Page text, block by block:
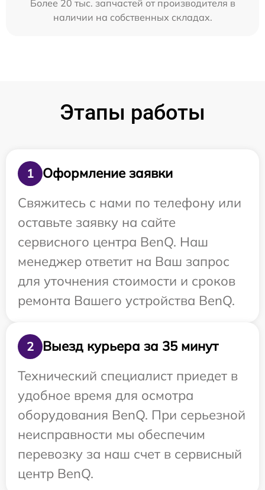
Более 20 тыс. запчастей от производителя в
наличии на собственных складах.
Этапы работы
1
Оформление заявки
Свяжитесь с нами по телефону или
оставьте заявку на сайте
сервисного центра BenQ. Наш
менеджер ответит на Ваш запрос
для уточнения стоимости и сроков
ремонта Вашего устройства BenQ.
2
Выезд курьера за 35 минут
Технический специалист приедет в
удобное время для осмотра
оборудования BenQ. При серьезной
неисправности мы обеспечим
перевозку за наш счет в сервисный
центр BenQ.